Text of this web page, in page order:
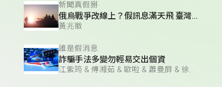
新聞真假掰
俄烏戰爭改線上？假訊息滿天飛 臺灣人必須看懂的「資訊戰」
黃兆徽
誰是假消息
詐騙手法多變勿輕易交出個資
江紫筠 & 傅湘茹 & 歐啦 & 蕭曼屏 & 徐嘉妮